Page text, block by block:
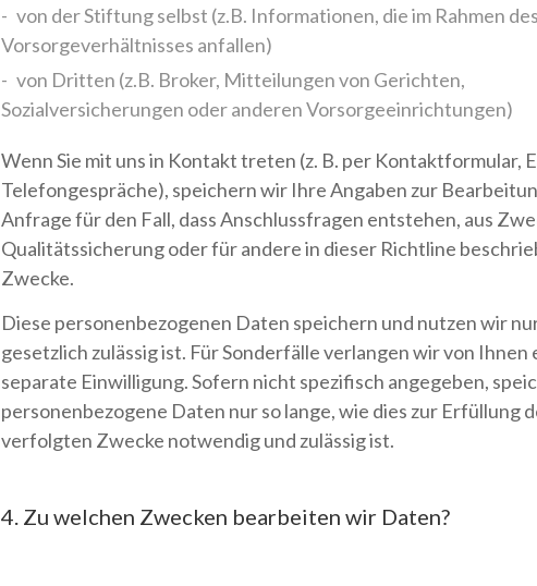
von der Stiftung selbst (z.B. Informationen, die im Rahmen des
Vorsorgeverhältnisses anfallen)
von Dritten (z.B. Broker, Mitteilungen von Gerichten,
Sozialversicherungen oder anderen Vorsorgeeinrichtungen)
Wenn Sie mit uns in Kontakt treten (z. B. per Kontaktformular,
Telefongespräche), speichern wir Ihre Angaben zur
Anfrage für den Fall, dass Anschlussfragen entstehen, aus
Qualitätssicherung oder für andere in dieser Richtline
Zwecke.
Diese personenbezogenen Daten speichern und nutzen wir
gesetzlich zulässig ist. Für Sonderfälle verlangen wir von Ihnen
separate Einwilligung. Sofern nicht spezifisch angegeben,
personenbezogene Daten nur so lange, wie dies zur Erfüllung
verfolgten Zwecke notwendig und zulässig ist.
4. Zu welchen Zwecken bearbeiten wir Daten?